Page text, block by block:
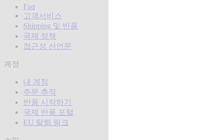
Faq
고객서비스
Shipping 및 반품
국제 정책
접근성 선언문
계정
내 계정
주문 추적
반품 시작하기
국제 반품 포털
EU 탈퇴 링크